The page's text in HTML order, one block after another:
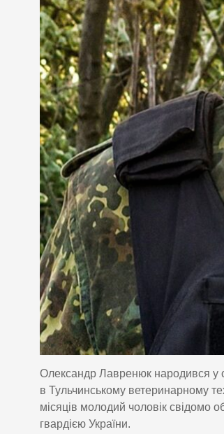
Олександр Лавренюк народився у
в Тульчинському ветеринарному
місяців молодий чоловік свідомо
гвардією України.